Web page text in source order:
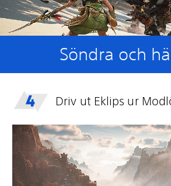
Söndra och
Driv ut Eklips ur